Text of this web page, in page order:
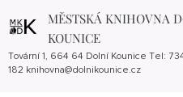
MĚSTSKÁ KNIHOVNA
KOUNICE
Tovární 1, 664 64 Dolní Kounice Tel:
182 knihovna@dolnikounice.cz